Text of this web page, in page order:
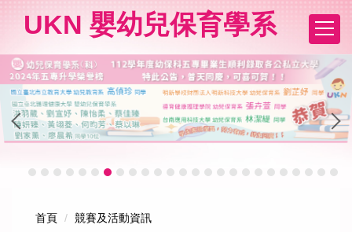
要
內
容
區
UKN 嬰幼兒保育學系
首頁 競賽及活動資訊